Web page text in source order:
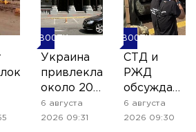
НОВОСТИ
Украина
привлекла
около 200
миллиардов
долларов
6 августа
2026 09:31
НОВОСТИ
СТД и
РЖД
обсуждают
проекта
6 августа
2026 09:30